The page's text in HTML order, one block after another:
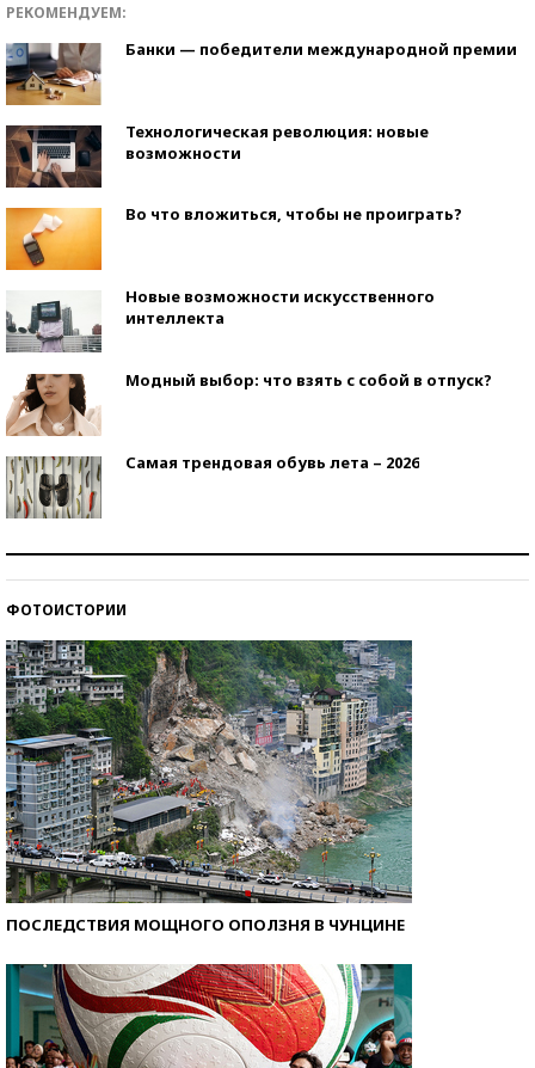
РЕКОМЕНДУЕМ:
Банки — победители международной премии
Технологическая революция: новые
возможности
Во что вложиться, чтобы не проиграть?
Новые возможности искусственного
интеллекта
Модный выбор: что взять с собой в отпуск?
Самая трендовая обувь лета – 2026
ФОТОИСТОРИИ
ПОСЛЕДСТВИЯ МОЩНОГО ОПОЛЗНЯ В ЧУНЦИНЕ